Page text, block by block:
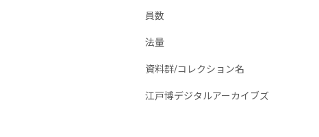
員数
法量
資料群/コレクション名
江戸博デジタルアーカイブズ